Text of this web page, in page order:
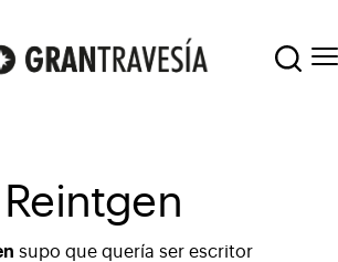
supo que quería ser escritor